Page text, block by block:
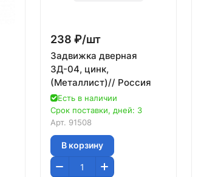
238 ₽/шт
Задвижка дверная
ЗД-04, цинк,
(Металлист)// Россия
Есть в наличии
Срок поставки, дней: 3
Арт. 91508
В корзину